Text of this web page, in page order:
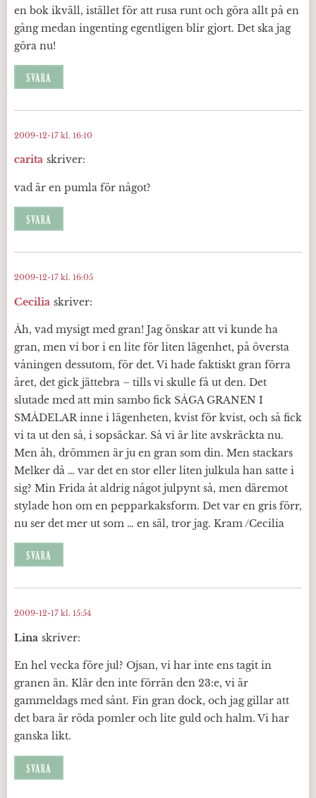
en bok ikväll, istället för att rusa runt och göra allt på en
gång medan ingenting egentligen blir gjort. Det ska jag
göra nu!
SVARA
carita skriver:
2009-12-17 kl. 16:10
vad är en pumla för något?
SVARA
Cecilia skriver:
2009-12-17 kl. 16:05
Åh, vad mysigt med gran! Jag önskar att vi kunde ha
gran, men vi bor i en lite för liten lägenhet, på översta
våningen dessutom, för det. Vi hade faktiskt gran förra
året, det gick jättebra – tills vi skulle få ut den. Det
slutade med att min sambo fick SÅGA GRANEN I
SMÅDELAR inne i lägenheten, kvist för kvist, och så fick
vi ta ut den så, i sopsäckar. Så vi är lite avskräckta nu.
Men åh, drömmen är ju en gran som din. Men stackars
Melker då … var det en stor eller liten julkula han satte i
sig? Min Frida åt aldrig något julpynt så, men däremot
stylade hon om en pepparkaksform. Det var en gris förr,
nu ser det mer ut som … en säl, tror jag. Kram /Cecilia
SVARA
Lina skriver:
2009-12-17 kl. 15:54
En hel vecka före jul? Ojsan, vi har inte ens tagit in
granen än. Klär den inte förrän den 23:e, vi är
gammeldags med sånt. Fin gran dock, och jag gillar att
det bara är röda pomler och lite guld och halm. Vi har
ganska likt.
SVARA